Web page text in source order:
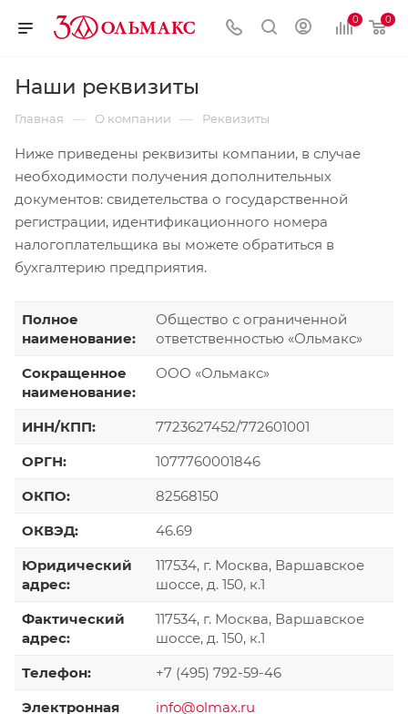
0 0
Наши реквизиты
Главная — О компании — Реквизиты
Ниже приведены реквизиты компании, в случае
необходимости получения дополнительных
документов: свидетельства о государственной
регистрации, идентификационного номера
налогоплательщика вы можете обратиться в
бухгалтерию предприятия.
Полное
наименование:
Общество с ограниченной
ответственностью «Ольмакс»
Сокращенное
наименование:
ООО «Ольмакс»
ИНН/КПП:
7723627452/772601001
ОРГН:
1077760001846
ОКПО:
82568150
ОКВЭД:
46.69
Юридический
адрес:
117534, г. Москва, Варшавское
шоссе, д. 150, к.1
Фактический
адрес:
117534, г. Москва, Варшавское
шоссе, д. 150, к.1
Телефон:
+7 (495) 792-59-46
Электронная
info@olmax.ru